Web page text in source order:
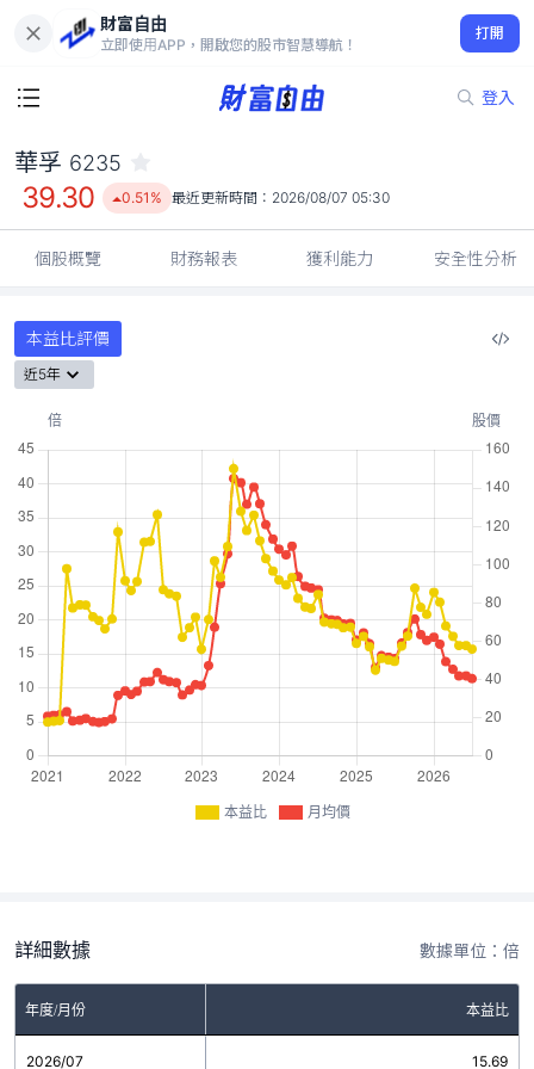
財富自由
立即使用APP，開啟您的股市智慧導航！
打開
登入
39.30
0.51%
華孚 6235
39.30 0.51% 最近更新時間： 2026/08/07 05:30
個股概覽 財務報表 獲利能力 安全性分析
本益比評價
近5年
本益比 月均價
詳細數據 數據單位：倍
年度/月份 本益比
2026/07 15.69